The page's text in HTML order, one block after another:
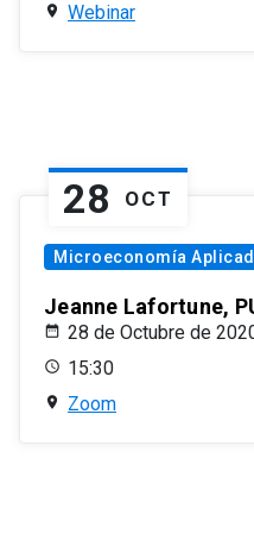
Webinar
28 OCT
Microeconomía
Jeanne Lafortune,
28 de Octubre de
15:30
Zoom